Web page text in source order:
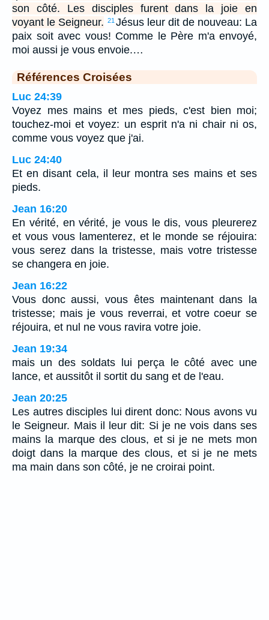
son côté. Les disciples furent dans la joie en
voyant le Seigneur. 21 Jésus leur dit de nouveau: La
paix soit avec vous! Comme le Père m'a envoyé,
moi aussi je vous envoie.…
Références Croisées
Luc 24:39
Voyez mes mains et mes pieds, c'est bien moi;
touchez-moi et voyez: un esprit n'a ni chair ni os,
comme vous voyez que j'ai.
Luc 24:40
Et en disant cela, il leur montra ses mains et ses
pieds.
Jean 16:20
En vérité, en vérité, je vous le dis, vous pleurerez
et vous vous lamenterez, et le monde se réjouira:
vous serez dans la tristesse, mais votre tristesse
se changera en joie.
Jean 16:22
Vous donc aussi, vous êtes maintenant dans la
tristesse; mais je vous reverrai, et votre coeur se
réjouira, et nul ne vous ravira votre joie.
Jean 19:34
mais un des soldats lui perça le côté avec une
lance, et aussitôt il sortit du sang et de l'eau.
Jean 20:25
Les autres disciples lui dirent donc: Nous avons vu
le Seigneur. Mais il leur dit: Si je ne vois dans ses
mains la marque des clous, et si je ne mets mon
doigt dans la marque des clous, et si je ne mets
ma main dans son côté, je ne croirai point.